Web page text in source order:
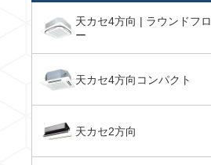
天カセ4方向 | ラウンドフロ
ー
天カセ4方向コンパクト
天カセ2方向